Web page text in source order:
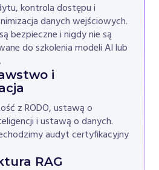
kontrola dostępu i
danych wejściowych.
bezpieczne i nigdy nie są
do szkolenia modeli AI lub
i
z RODO, ustawą o
i ustawą o danych.
audyt certyfikacyjny
RAG